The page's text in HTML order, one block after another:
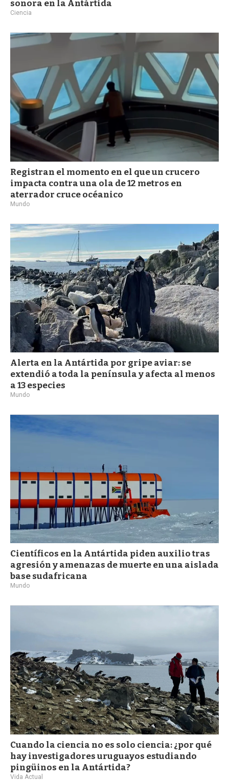
sonora en la Antártida
Ciencia
Registran el momento en el que un crucero
impacta contra una ola de 12 metros en
aterrador cruce océanico
Mundo
Alerta en la Antártida por gripe aviar: se
extendió a toda la península y afecta al menos
a 13 especies
Mundo
Científicos en la Antártida piden auxilio tras
agresión y amenazas de muerte en una aislada
base sudafricana
Mundo
Cuando la ciencia no es solo ciencia: ¿por qué
hay investigadores uruguayos estudiando
pingüinos en la Antártida?
Vida Actual